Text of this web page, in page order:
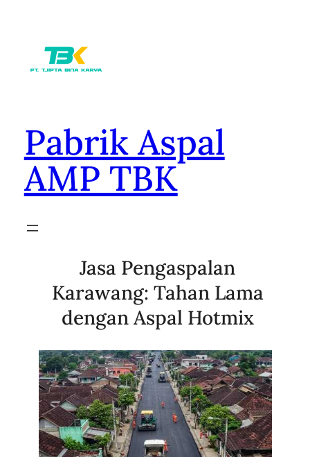
konten
Pabrik Aspal
AMP TBK
Jasa Pengaspalan
Karawang: Tahan Lama
dengan Aspal Hotmix